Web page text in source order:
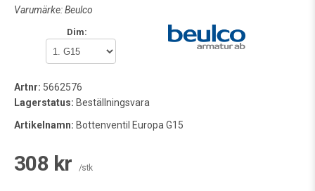
Varumärke:Beulco
Dim:
Artnr: 5662576
Lagerstatus: Beställningsvara
Artikelnamn: Bottenventil Europa G15
308 kr /stk